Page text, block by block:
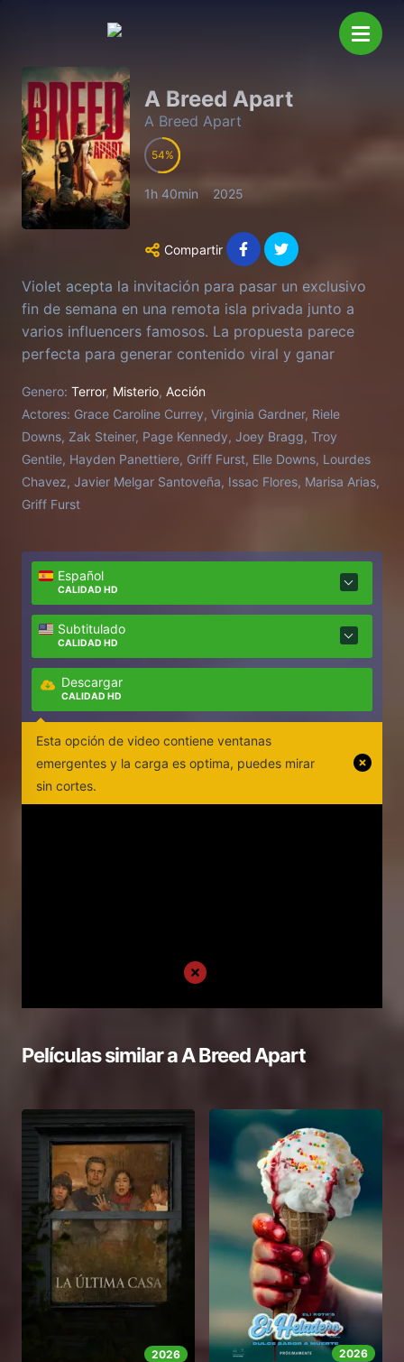
A Breed Apart
A Breed Apart
54
1h 40min 2025
Compartir
Violet acepta la invitación para pasar un exclusivo
fin de semana en una remota isla privada junto a
varios influencers famosos. La propuesta parece
perfecta para generar contenido viral y ganar
transforma en algo mucho más inquietante. Los
invitados descubren que la estancia forma parte de
un juego peligroso: capturar a los perros salvajes
que habitan la isla, conocidos por su ferocidad y
por atacar a cualquiera que se cruce en su camino.
Atrapados en un entorno aislado donde la rivalidad
enfrentarse a una cacería en la que la línea entre
cazadores y presas empieza a desdibujarse.
Genero: Terror, Misterio, Acción
Actores: Grace Caroline Currey, Virginia Gardner, Riele
Downs, Zak Steiner, Page Kennedy, Joey Bragg, Troy
Gentile, Hayden Panettiere, Griff Furst, Elle Downs, Lourdes
Chavez, Javier Melgar Santoveña, Issac Flores, Marisa Arias,
Griff Furst
Español
CALIDAD HD
Subtitulado
CALIDAD HD
Descargar
CALIDAD HD
Esta opción de video contiene ventanas
emergentes y la carga es optima, puedes mirar
sin cortes.
Películas similar aA Breed Apart
2026 2026